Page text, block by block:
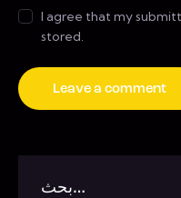
I agree that my
stored.
بحث…